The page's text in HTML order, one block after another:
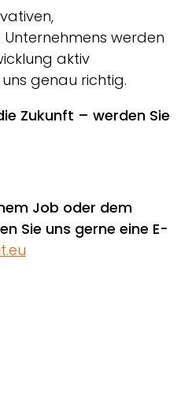
werden
aktiv
genau richtig.
Zukunft – werden Sie
Job oder dem
Sie uns gerne eine E-